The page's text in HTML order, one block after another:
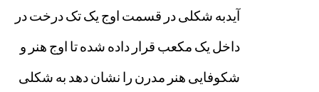
آیدبهشکلیدر قسمتاوجیکتکدرختدر
داخلیکمکعبقرار دادهشدهتااوجهنر و
شکوفاییهنر مدرنرانشاندهدبهشکلی